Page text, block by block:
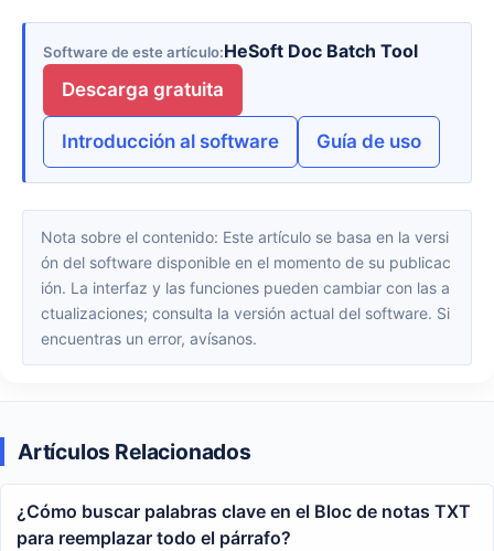
Software de este artículo HeSoft Doc Batch Tool
Descarga gratuita
Introducción al software Guía de uso
Nota sobre el contenido: Este artículo se basa en la versi
ón del software disponible en el momento de su publicac
ión. La interfaz y las funciones pueden cambiar con las a
ctualizaciones; consulta la versión actual del software. Si
encuentras un error, avísanos.
Artículos Relacionados
¿Cómo buscar palabras clave en el Bloc de notas TXT
para reemplazar todo el párrafo?